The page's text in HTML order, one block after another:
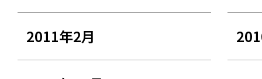
2011年2月